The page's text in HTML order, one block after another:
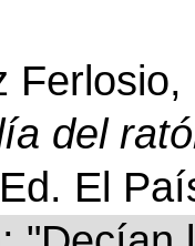
Ferlosio,
del
El